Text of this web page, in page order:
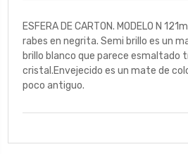
ESFERA DE CARTON. MODELO N
rabes en negrita. Semi brillo es un
brillo blanco que parece esmaltado
cristal.Envejecido es un mate de
poco antiguo.